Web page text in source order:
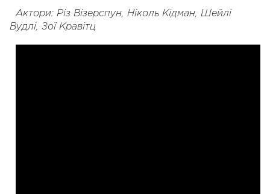
Актори: Різ Візерспун, Ніколь Кідман, Шейлі
Вудлі, Зої Кравітц